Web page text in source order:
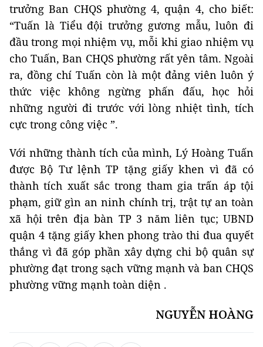
trưởng Ban CHQS phường 4, quận 4, cho biết:
“Tuấn là Tiểu đội trưởng gương mẫu, luôn đi
đầu trong mọi nhiệm vụ, mỗi khi giao nhiệm vụ
cho Tuấn, Ban CHQS phường rất yên tâm. Ngoài
ra, đồng chí Tuấn còn là một đảng viên luôn ý
thức việc không ngừng phấn đấu, học hỏi
những người đi trước với lòng nhiệt tình, tích
cực trong công việc ”.
Với những thành tích của mình, Lý Hoàng Tuấn
được Bộ Tư lệnh TP tặng giấy khen vì đã có
thành tích xuất sắc trong tham gia trấn áp tội
phạm, giữ gìn an ninh chính trị, trật tự an toàn
xã hội trên địa bàn TP 3 năm liên tục; UBND
quận 4 tặng giấy khen phong trào thi đua quyết
thắng vì đã góp phần xây dựng chi bộ quân sự
phường đạt trong sạch vững mạnh và ban CHQS
phường vững mạnh toàn diện .
NGUYỄN HOÀNG